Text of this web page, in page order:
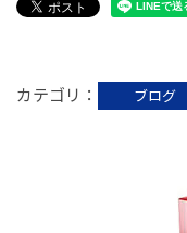
カテゴリ
ブログ